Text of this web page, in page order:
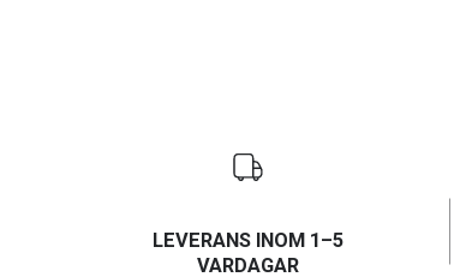
LEVERANS INOM 1–5
VARDAGAR